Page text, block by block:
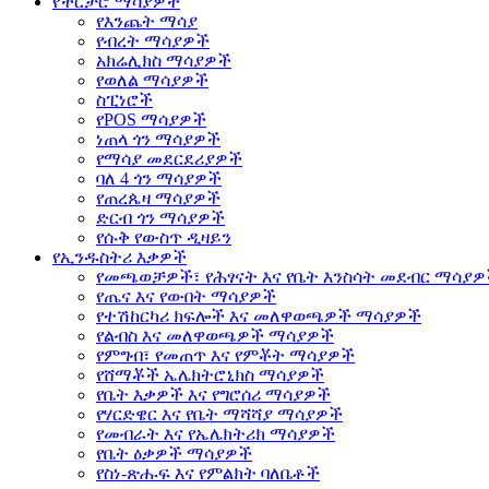
የእንጨት ማሳያ
የብረት ማሳያዎች
አክሬሊክስ ማሳያዎች
የወለል ማሳያዎች
ስፒነሮች
የPOS ማሳያዎች
ነጠላ ጎን ማሳያዎች
የማሳያ መደርደሪያዎች
ባለ 4 ጎን ማሳያዎች
የጠረጴዛ ማሳያዎች
ድርብ ጎን ማሳያዎች
የሱቅ የውስጥ ዲዛይን
የኢንዱስትሪ እቃዎች
የመጫወቻዎች፣ የሕፃናት እና የቤት እንስሳት መደብር
የጤና እና የውበት ማሳያዎች
የተሽከርካሪ ክፍሎች እና መለዋወጫዎች ማሳያዎች
የልብስ እና መለዋወጫዎች ማሳያዎች
የምግብ፣ የመጠጥ እና የምቾት ማሳያዎች
የሸማቾች ኤሌክትሮኒክስ ማሳያዎች
የቤት እቃዎች እና የግሮሰሪ ማሳያዎች
የሃርድዌር እና የቤት ማሻሻያ ማሳያዎች
የመብራት እና የኤሌክትሪክ ማሳያዎች
የቤት ዕቃዎች ማሳያዎች
የስነ-ጽሑፍ እና የምልክት ባለቤቶች